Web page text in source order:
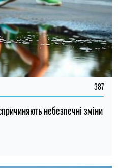
387
небезпечні зміни